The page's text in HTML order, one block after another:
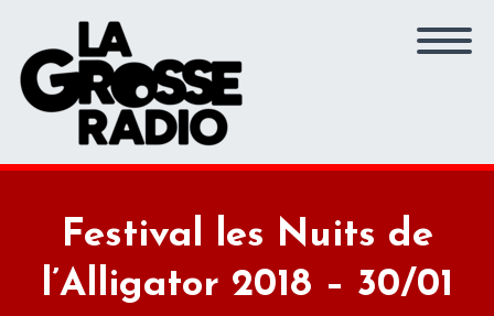
Festival les Nuits de
l’Alligator 2018 – 30/01